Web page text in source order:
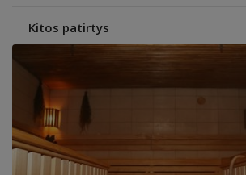
Kitos patirtys